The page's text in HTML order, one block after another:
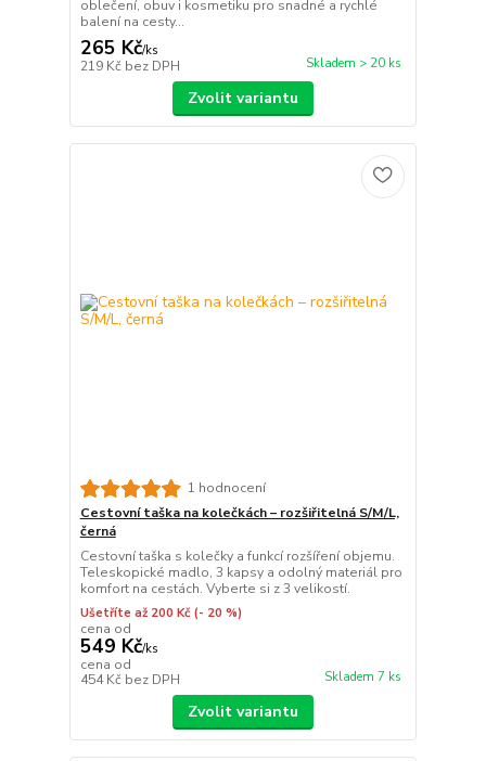
oblečení, obuv i kosmetiku pro snadné a rychlé
balení na cesty...
265 Kč/ks
219 Kč bez DPH Skladem > 20 ks
Zvolit variantu
1 hodnocení
Cestovní taška na kolečkách – rozšiřitelná S/M/L,
černá
Cestovní taška s kolečky a funkcí rozšíření objemu.
Teleskopické madlo, 3 kapsy a odolný materiál pro
komfort na cestách. Vyberte si z 3 velikostí.
Ušetříte až 200 Kč (- 20 %)
cena od
549 Kč/ks
cena od
454 Kč bez DPH Skladem 7 ks
Zvolit variantu